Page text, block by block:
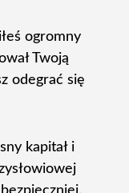
ogromny
Twoją
odegrać się
kapitał i